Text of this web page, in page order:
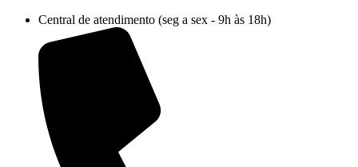
conteúdo
Central de atendimento (seg a sex - 9h às 18h)